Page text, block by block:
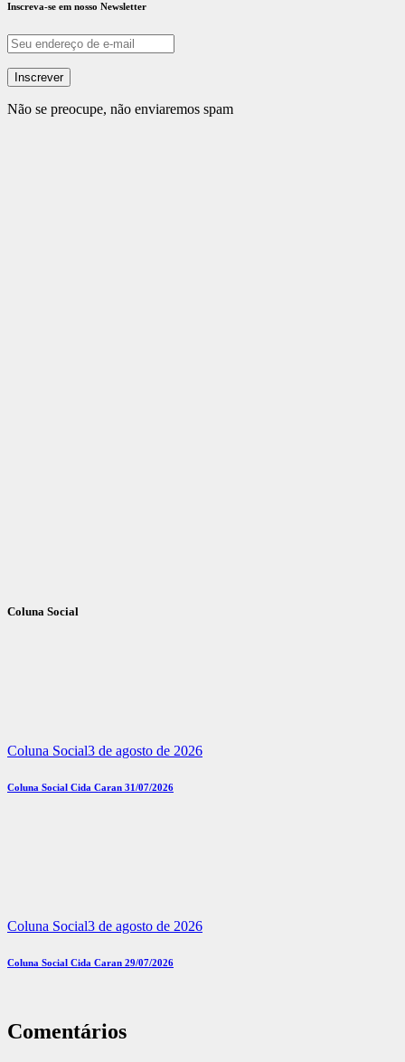
Inscreva-se em nosso Newsletter
Não se preocupe, não enviaremos spam
Coluna Social
Coluna Social3 de agosto de 2026
Coluna Social Cida Caran 31/07/2026
Coluna Social3 de agosto de 2026
Coluna Social Cida Caran 29/07/2026
Comentários